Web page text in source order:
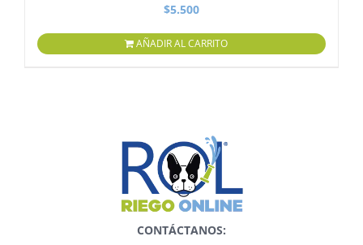
$5.500
AÑADIR AL CARRITO
CONTÁCTANOS: